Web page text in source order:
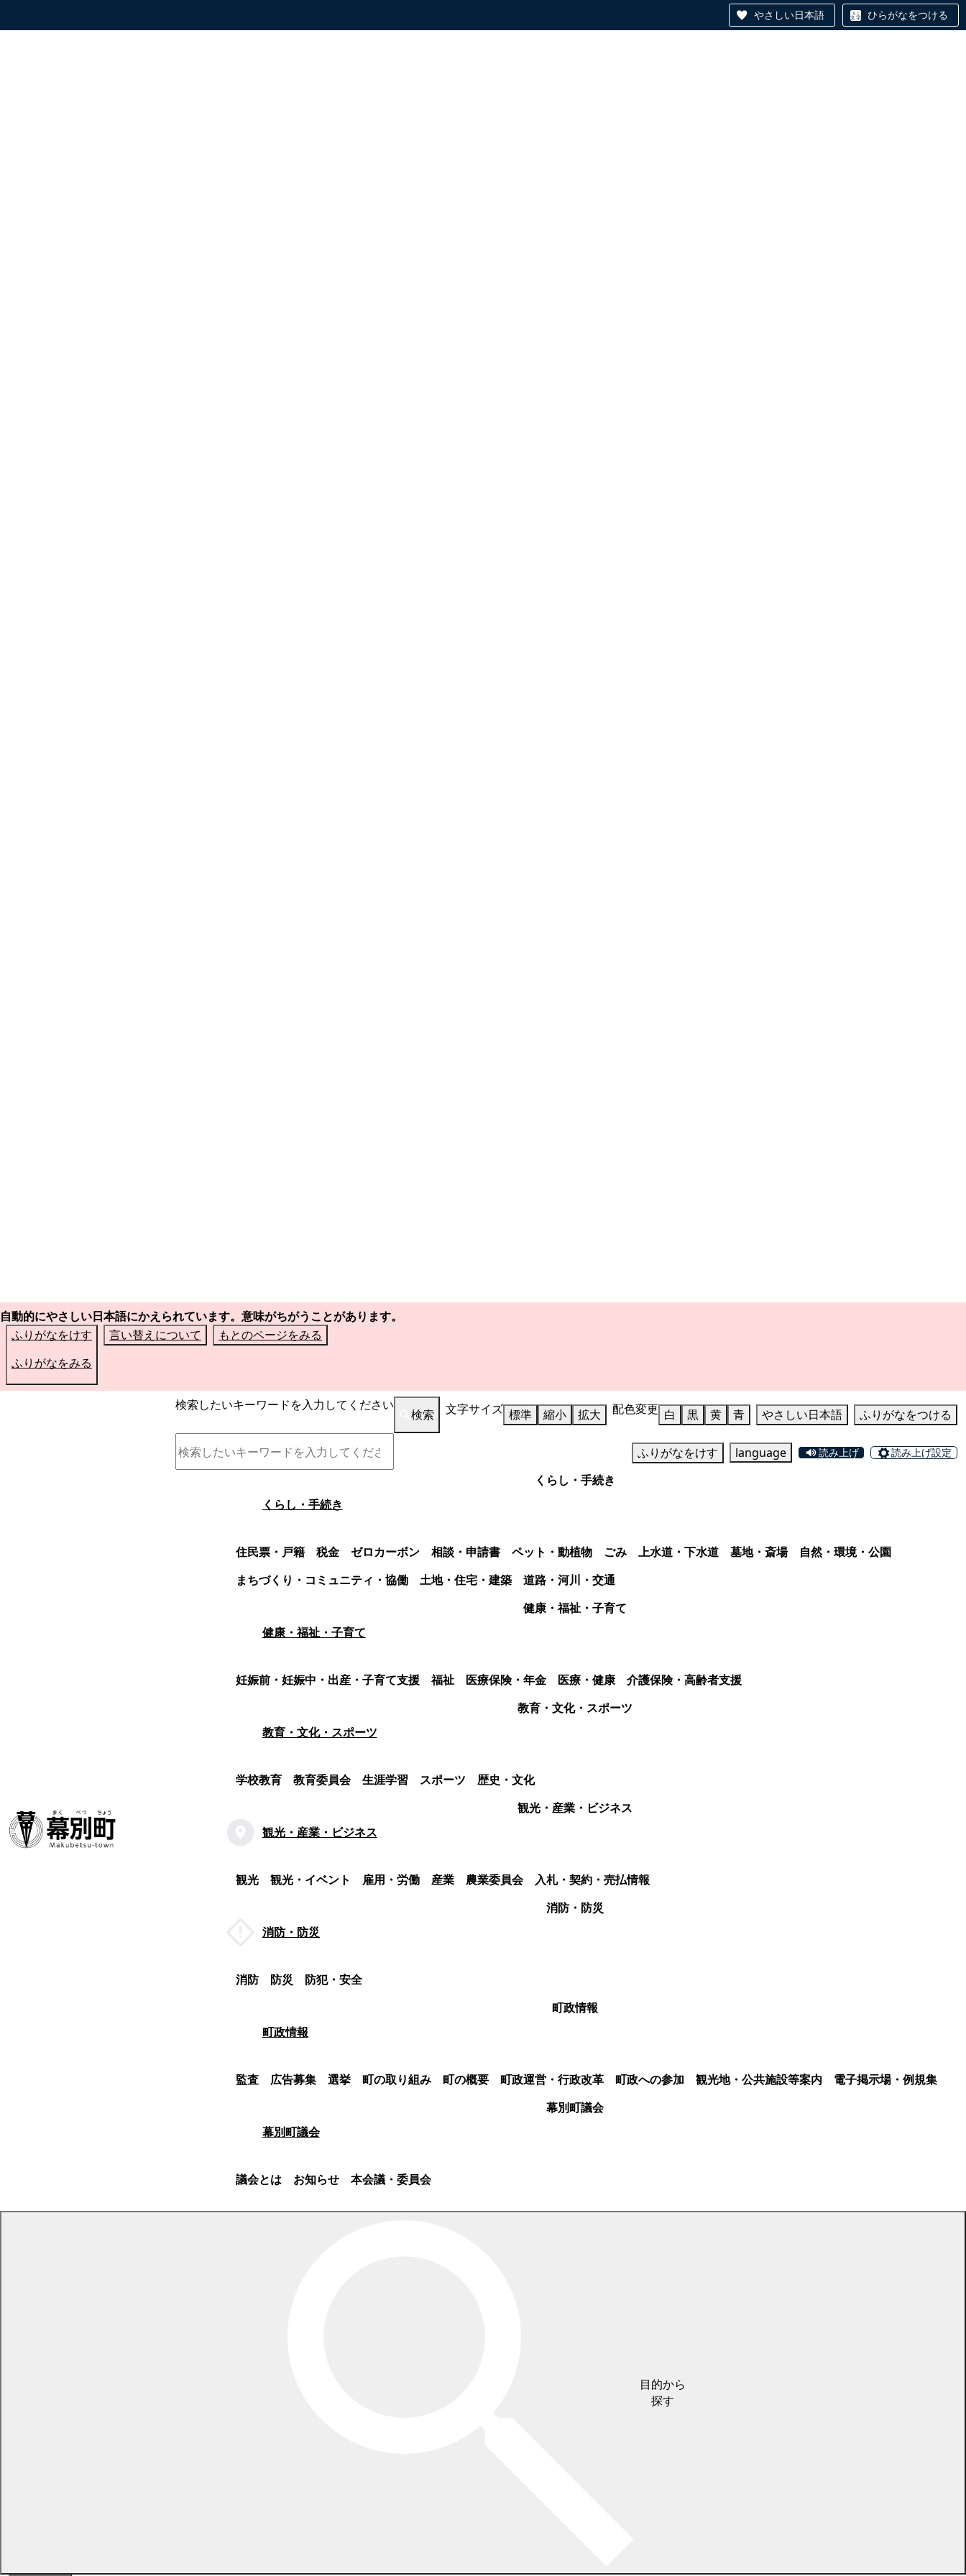
やさしい日本語 ひらがなをつける
自動的にやさしい日本語にかえられています。意味がちがうことがあります。
ふりがなをけす
ふりがなをみる
言い替えについて もとのページをみる
検索したいキーワードを入力してください
検索 文字サイズ 標準 縮小 拡大 配色変更 白 黒 黄 青 やさしい日本語 ふりがなをつける
ふりがなをけす language 読み上げ 読み上げ設定
くらし・手続き
くらし・手続き
住民票・戸籍 税金 ゼロカーボン 相談・申請書 ペット・動植物 ごみ 上水道・下水道 墓地・斎場
自然・環境・公園
まちづくり・コミュニティ・協働
土地・住宅・建築
道路・河川・交通
健康・福祉・子育て
健康・福祉・子育て
妊娠前・妊娠中・出産・子育て支援 福祉 医療保険・年金 医療・健康
介護保険・高齢者支援
教育・文化・スポーツ
教育・文化・スポーツ
学校教育 教育委員会 生涯学習 スポーツ
歴史・文化
観光・産業・ビジネス
観光・産業・ビジネス
観光 観光・イベント 雇用・労働 産業 農業委員会
入札・契約・売払情報
消防・防災
消防・防災
消防 防災
防犯・安全
町政情報
町政情報
監査 広告募集 選挙 町の取り組み 町の概要 町政運営・行政改革 町政への参加 観光地・公共施設等案内
電子掲示場・例規集
幕別町議会
幕別町議会
議会とは お知らせ 本会議・委員会
目的から
探す